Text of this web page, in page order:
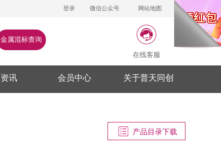
登录 微信公众号 网站地图
金属混标查询
在线客服
讯 会员中心 关于普天同创
产品目录下载